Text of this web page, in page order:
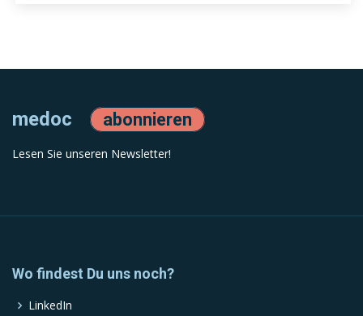
medoc abonnieren
Lesen Sie unseren Newsletter!
Wo findest Du uns noch?
LinkedIn